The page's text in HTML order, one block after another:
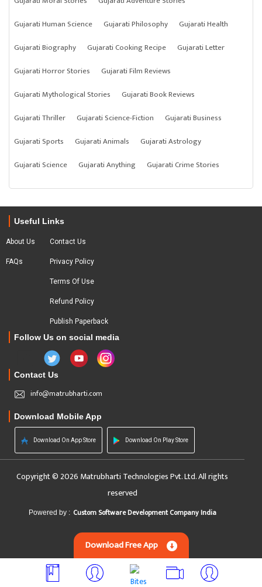
Gujarati Human Science
Gujarati Philosophy
Gujarati Health
Gujarati Biography
Gujarati Cooking Recipe
Gujarati Letter
Gujarati Horror Stories
Gujarati Film Reviews
Gujarati Mythological Stories
Gujarati Book Reviews
Gujarati Thriller
Gujarati Science-Fiction
Gujarati Business
Gujarati Sports
Gujarati Animals
Gujarati Astrology
Gujarati Science
Gujarati Anything Gujarati Crime Stories
Useful Links
About Us
FAQs
Contact Us
Privacy Policy
Terms Of Use
Refund Policy
Publish Paperback
Follow Us on social media
Contact Us
info@matrubharti.com
Download Mobile App
Download On App Store Download On Play Store
Copyright © 2026 Matrubharti Technologies Pvt. Ltd. All rights
reserved
Powered by : Custom Software Development Company India
Download Free App